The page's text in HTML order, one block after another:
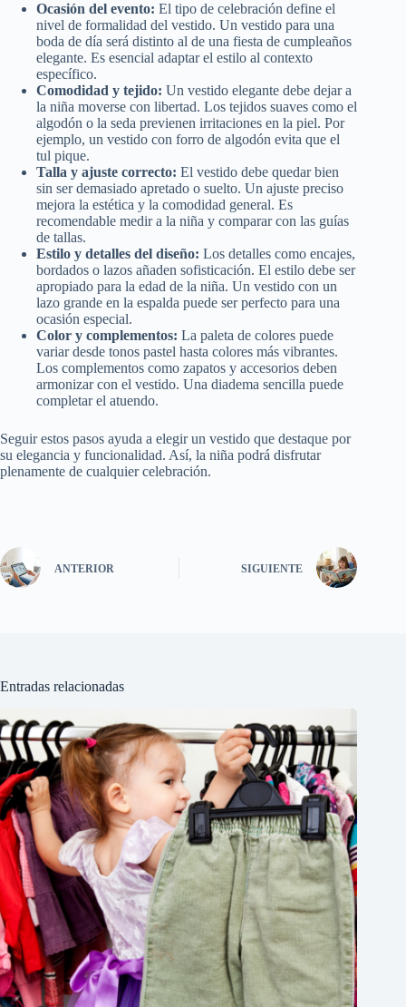
Ocasión del evento: El tipo de celebración define el
nivel de formalidad del vestido. Un vestido para una
boda de día será distinto al de una fiesta de cumpleaños
elegante. Es esencial adaptar el estilo al contexto
específico.
Comodidad y tejido: Un vestido elegante debe dejar a
la niña moverse con libertad. Los tejidos suaves como el
algodón o la seda previenen irritaciones en la piel. Por
ejemplo, un vestido con forro de algodón evita que el
tul pique.
Talla y ajuste correcto: El vestido debe quedar bien
sin ser demasiado apretado o suelto. Un ajuste preciso
mejora la estética y la comodidad general. Es
recomendable medir a la niña y comparar con las guías
de tallas.
Estilo y detalles del diseño: Los detalles como encajes,
bordados o lazos añaden sofisticación. El estilo debe ser
apropiado para la edad de la niña. Un vestido con un
lazo grande en la espalda puede ser perfecto para una
ocasión especial.
Color y complementos: La paleta de colores puede
variar desde tonos pastel hasta colores más vibrantes.
Los complementos como zapatos y accesorios deben
armonizar con el vestido. Una diadema sencilla puede
completar el atuendo.
Seguir estos pasos ayuda a elegir un vestido que destaque por
su elegancia y funcionalidad. Así, la niña podrá disfrutar
plenamente de cualquier celebración.
ANTERIOR SIGUIENTE
Entradas relacionadas